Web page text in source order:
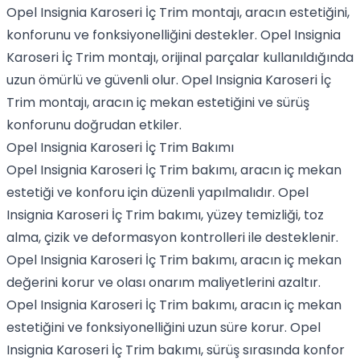
Opel Insignia Karoseri İç Trim montajı, aracın estetiğini,
konforunu ve fonksiyonelliğini destekler. Opel Insignia
Karoseri İç Trim montajı, orijinal parçalar kullanıldığında
uzun ömürlü ve güvenli olur. Opel Insignia Karoseri İç
Trim montajı, aracın iç mekan estetiğini ve sürüş
konforunu doğrudan etkiler.
Opel Insignia Karoseri İç Trim Bakımı
Opel Insignia Karoseri İç Trim bakımı, aracın iç mekan
estetiği ve konforu için düzenli yapılmalıdır. Opel
Insignia Karoseri İç Trim bakımı, yüzey temizliği, toz
alma, çizik ve deformasyon kontrolleri ile desteklenir.
Opel Insignia Karoseri İç Trim bakımı, aracın iç mekan
değerini korur ve olası onarım maliyetlerini azaltır.
Opel Insignia Karoseri İç Trim bakımı, aracın iç mekan
estetiğini ve fonksiyonelliğini uzun süre korur. Opel
Insignia Karoseri İç Trim bakımı, sürüş sırasında konfor